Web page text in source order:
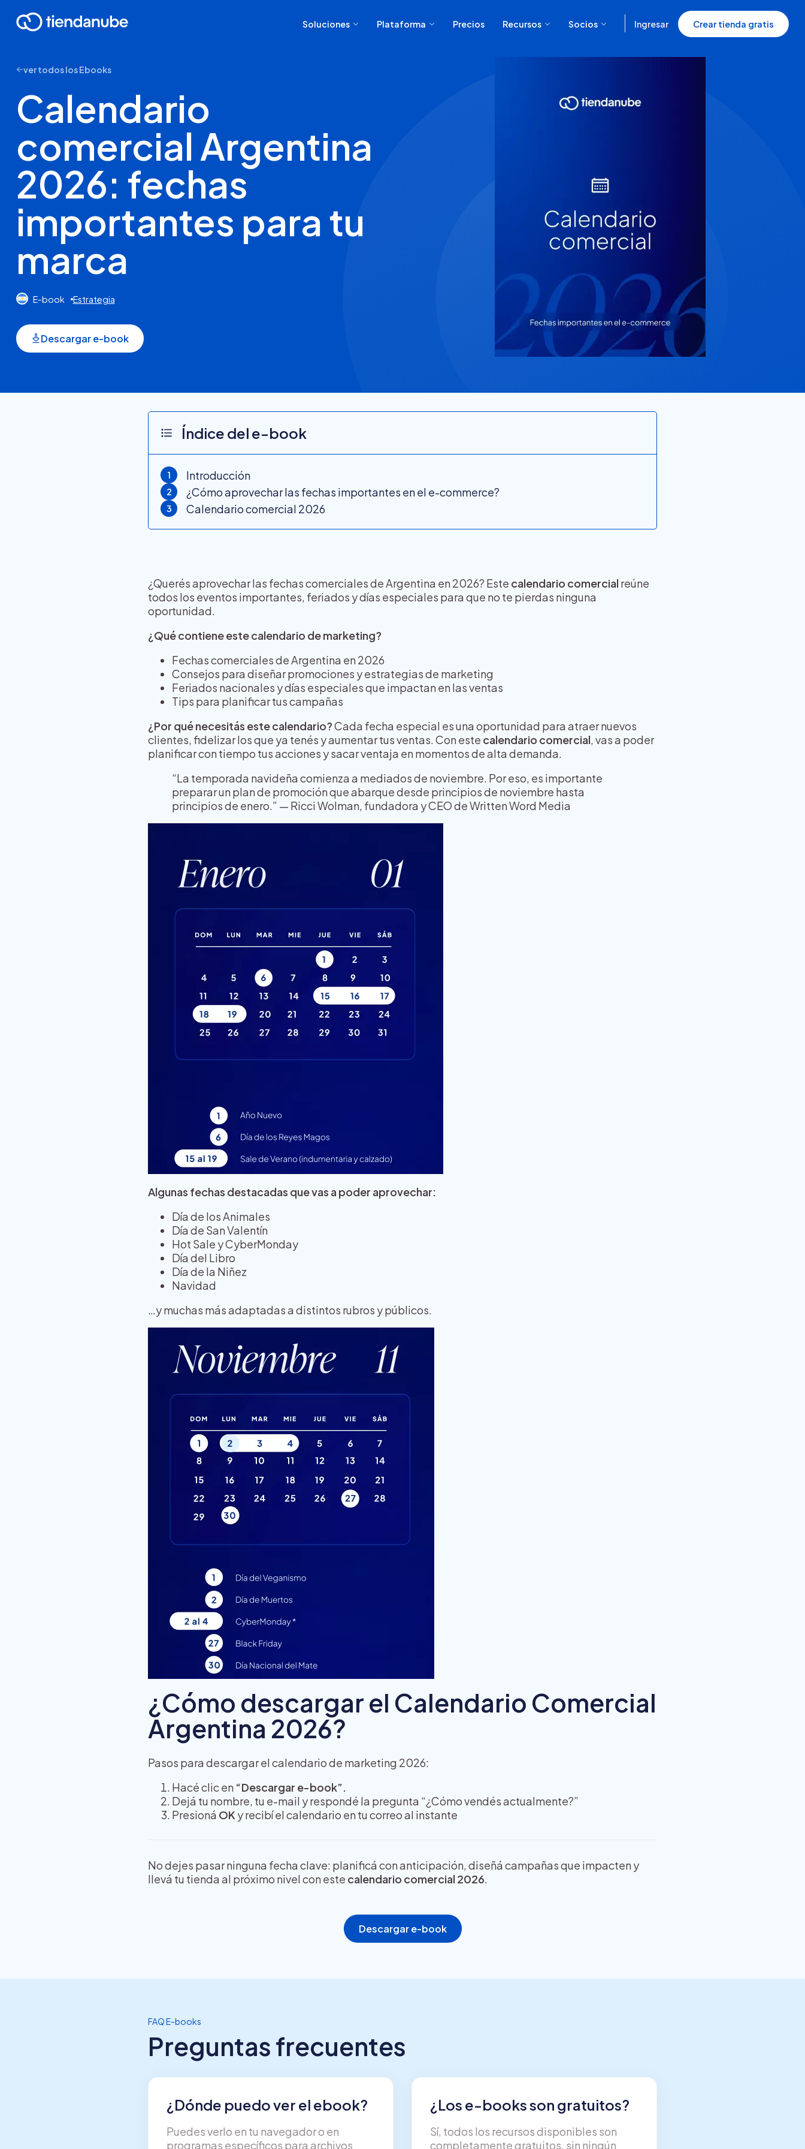
Soluciones Plataforma Precios Recursos Socios Ingresar Crear tienda gratis
ver todos los Ebooks
Calendario
comercial Argentina
2026: fechas
importantes para tu
marca
E-book Estrategia
Descargar e-book
Índice del e-book
1 Introducción
2 ¿Cómo aprovechar las fechas importantes en el e-commerce?
3 Calendario comercial 2026
¿Querés aprovechar las fechas comerciales de Argentina en 2026? Este calendario comercial reúne
todos los eventos importantes, feriados y días especiales para que no te pierdas ninguna
oportunidad.
¿Qué contiene este calendario de marketing?
Fechas comerciales de Argentina en 2026
Consejos para diseñar promociones y estrategias de marketing
Feriados nacionales y días especiales que impactan en las ventas
Tips para planificar tus campañas
¿Por qué necesitás este calendario?Cada fecha especial es una oportunidad para atraer nuevos
clientes, fidelizar los que ya tenés y aumentar tus ventas. Con este calendario comercial, vas a poder
planificar con tiempo tus acciones y sacar ventaja en momentos de alta demanda.
“La temporada navideña comienza a mediados de noviembre. Por eso, es importante
preparar un plan de promoción que abarque desde principios de noviembre hasta
principios de enero.” — Ricci Wolman, fundadora y CEO de Written Word Media
Algunas fechas destacadas que vas a poder aprovechar:
Día de los Animales
Día de San Valentín
Hot Sale y CyberMonday
Día del Libro
Día de la Niñez
Navidad
…y muchas más adaptadas a distintos rubros y públicos.
¿Cómo descargar el Calendario Comercial
Argentina 2026?
Pasos para descargar el calendario de marketing 2026:
Hacé clic en “Descargar e-book”.
Dejá tu nombre, tu e-mail y respondé la pregunta “¿Cómo vendés actualmente?”
Presioná OK y recibí el calendario en tu correo al instante
No dejes pasar ninguna fecha clave: planificá con anticipación, diseñá campañas que impacten y
llevá tu tienda al próximo nivel con este calendario comercial 2026.
Descargar e-book
FAQ E-books
Preguntas frecuentes
¿Dónde puedo ver el ebook?
Puedes verlo en tu navegador o en
programas específicos para archivos
¿Los e-books son gratuitos?
Sí, todos los recursos disponibles son
completamente gratuitos, sin ningún